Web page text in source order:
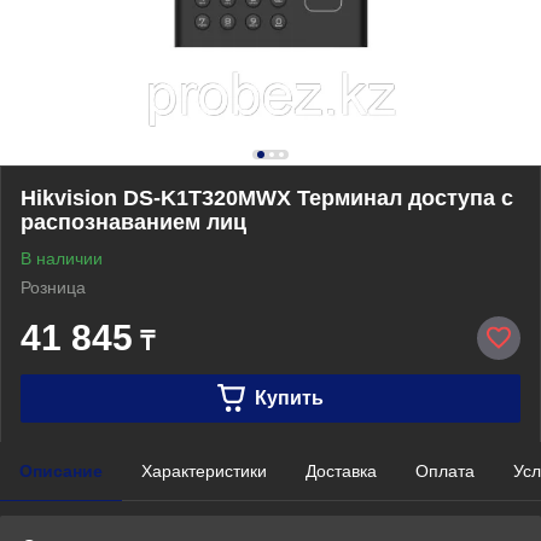
Hikvision DS-K1T320MWX Терминал доступа с
распознаванием лиц
В наличии
Розница
41 845 ₸
Купить
Описание Характеристики Доставка Оплата